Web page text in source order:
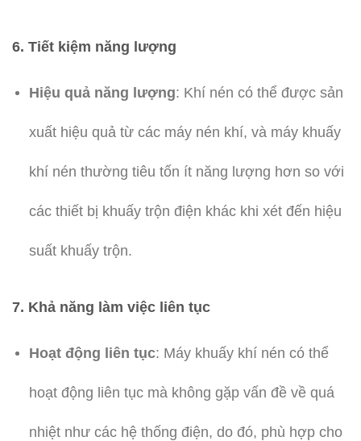
6. Tiết kiệm năng lượng
Hiệu quả năng lượng: Khí nén có thể được sản
xuất hiệu quả từ các máy nén khí, và máy khuấy
khí nén thường tiêu tốn ít năng lượng hơn so với
các thiết bị khuấy trộn điện khác khi xét đến hiệu
suất khuấy trộn.
7. Khả năng làm việc liên tục
Hoạt động liên tục: Máy khuấy khí nén có thể
hoạt động liên tục mà không gặp vấn đề về quá
nhiệt như các hệ thống điện, do đó, phù hợp cho